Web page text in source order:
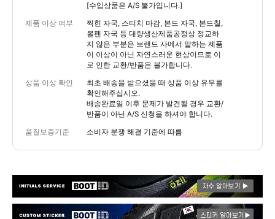
[수입상품은 A/S 불가입니다.]
제품 이상 여부
찍힌 자국, 스티치 마감, 본드 자국, 본드칠,
볼펜 자국 등 대량생산제품공정상 정교하
지 않은 부분은 브랜드 사에서 말하는 제품
이 이상이 아닌 자연스러운 현상이므로 이
로 인한 교환/반품은 불가합니다.
상품 이상 확인
최초 배송을 받으셨을 때 상품 이상 유무를
확인해주십시오.
배송완료일 이후 문제가 발견될 경우 교환/
반품이 아닌 A/S 신청을 하셔야 합니다.
품질보증기준 소비자 분쟁 해결 기준에 따름